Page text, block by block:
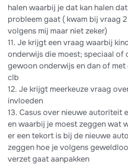
halen waarbij je dat kan halen
probleem gaat ( kwam bij vraag
volgens mij maar niet zeker)
11. Je krijgt een vraag waarbij
onderwijs die moest; speciaal of
gewoon onderwijs en dan of
clb
12. Je krijgt meerkeuze vraag
invloeden
13. Casus over nieuwe autoriteit
en waarbij je moest zeggen wat
er een tekort is bij de nieuwe
zeggen hoe je volgens
verzet gaat aanpakken